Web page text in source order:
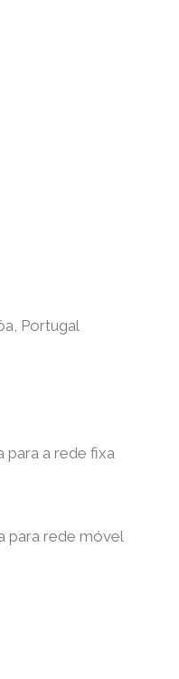
Portugal
para a rede fixa
para rede móvel